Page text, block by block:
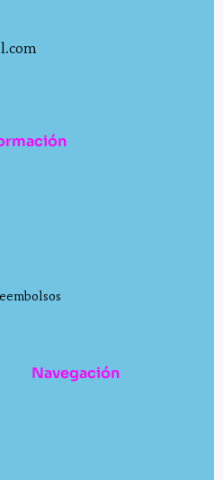
Navegación